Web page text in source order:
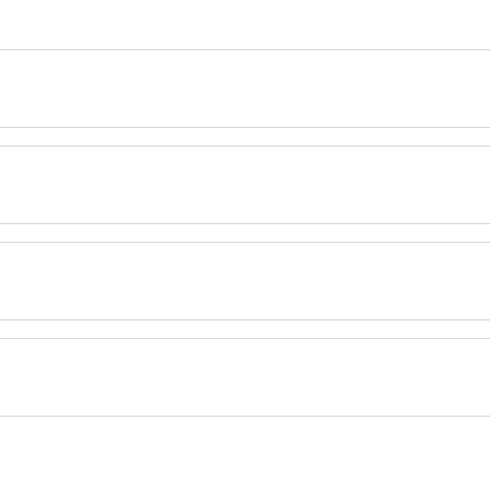
Armani My Way Nectar
Nectar to owocowo-kwiatowa kompozycja z wyraźnymi
SALICYLATE, BUTYL METHOXYDIBENZOYLMETHANE,
HYDROXYCITRONELLAL, METHYL ANTHRANILATE, HEXYL
CITRATE, ISOEUGENOL, METHYL 2-
na szyi i za uszami.